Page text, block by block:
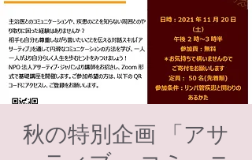
秋の特別企画 「アサ